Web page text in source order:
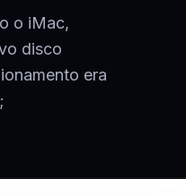
o iMac,
disco
era